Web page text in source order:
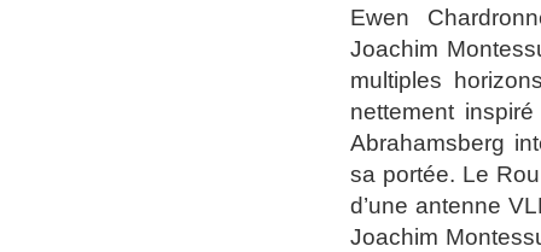
Ewen
Joachim
multiples
nettement
Abrahamsberg
sa portée. Le
d’une antenne
Joachim